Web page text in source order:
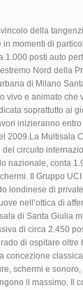
della
momenti di
1.000 posti auto
Nord della
di Milano
vivo e animato che
soprattutto ai
inizieranno
2009.La Multisala
circuito
nazionale, conta
Il Gruppo
londinese di
nell’ottica di
di Santa Giulia
di circa 2.450
di ospitare oltre
concezione
schermi e
il massimo. Il